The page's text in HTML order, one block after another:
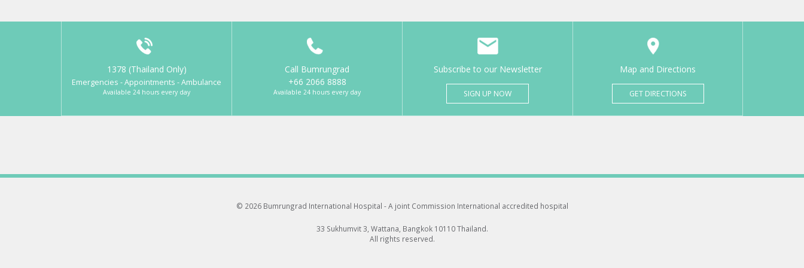
1378 (Thailand Only)
Emergencies - Appointments - Ambulance
Available 24 hours every day
Call Bumrungrad
+66 2066 8888
Available 24 hours every day
Subscribe to our Newsletter
SIGN UP NOW
Map and Directions
GET DIRECTIONS
© 2026 Bumrungrad International Hospital -A joint Commission International accredited hospital
33 Sukhumvit 3, Wattana, Bangkok 10110 Thailand.
All rights reserved.